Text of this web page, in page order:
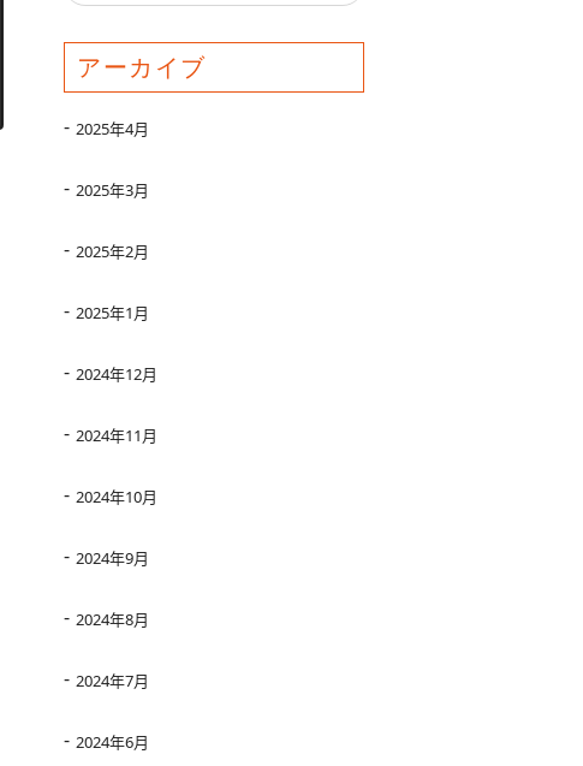
アーカイブ
2025年4月
2025年3月
2025年2月
2025年1月
2024年12月
2024年11月
2024年10月
2024年9月
2024年8月
2024年7月
2024年6月